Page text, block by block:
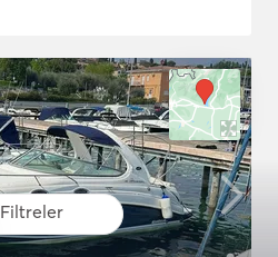
Filtreler